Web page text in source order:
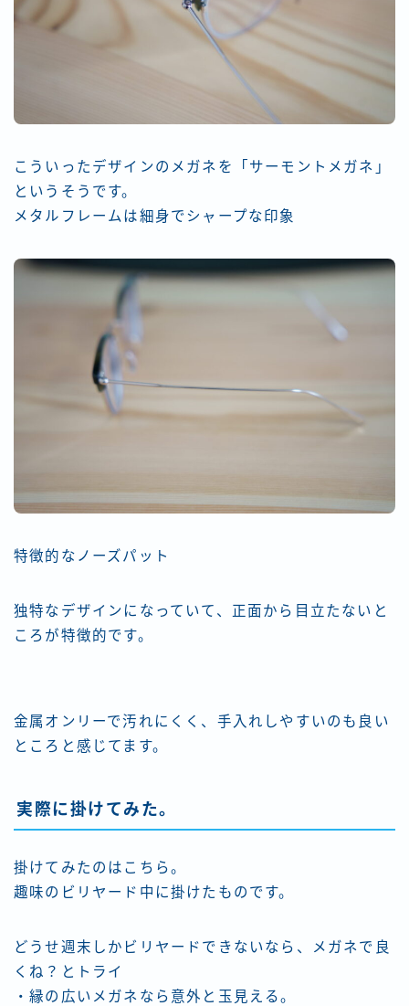
こういったデザインのメガネを「サーモントメガネ」
というそうです。
メタルフレームは細身でシャープな印象
特徴的なノーズパット
独特なデザインになっていて、正面から目立たないと
ころが特徴的です。
金属オンリーで汚れにくく、手入れしやすいのも良い
ところと感じてます。
実際に掛けてみた。
掛けてみたのはこちら。
趣味のビリヤード中に掛けたものです。
どうせ週末しかビリヤードできないなら、メガネで良
くね？とトライ
・縁の広いメガネなら意外と玉見える。